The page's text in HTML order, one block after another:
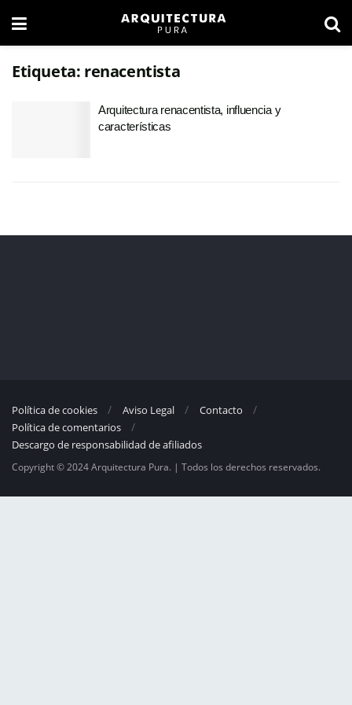
Etiqueta: renacentista
Arquitectura renacentista, influencia y
características
Política de cookies Aviso Legal
Contacto
Política de comentarios
Descargo de responsabilidad de afiliados
Copyright © 2024 Arquitectura Pura. | Todos los derechos reservados.